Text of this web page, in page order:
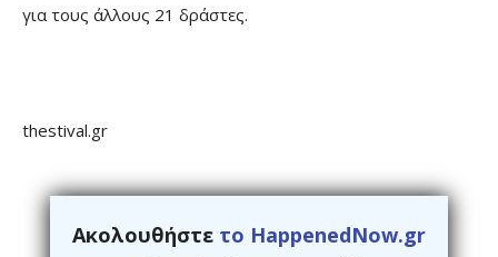
για τους άλλους 21 δράστες.
thestival.gr
Ακολουθήστε το HappenedNow.gr